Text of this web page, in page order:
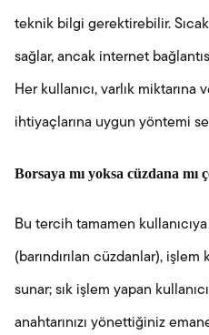
teknik bilgi gerektirebilir.
sağlar, ancak internet
Her kullanıcı, varlık miktarına
ihtiyaçlarına uygun yöntemi
Borsaya mı yoksa cüzdana mı
Bu tercih tamamen kullanıcıya
(barındırılan cüzdanlar), işlem
sunar; sık işlem yapan
anahtarınızı yönettiğiniz